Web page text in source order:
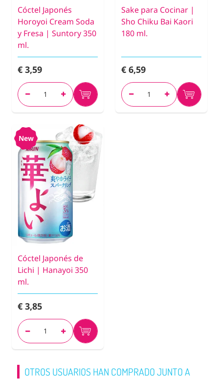
Cóctel Japonés
Horoyoi Cream Soda
y Fresa | Suntory 350
ml.
€ 3,59
Sake para Cocinar |
Sho Chiku Bai Kaori
180 ml.
€ 6,59
New
Cóctel Japonés de
Lichi | Hanayoi 350
ml.
€ 3,85
OTROS USUARIOS HAN COMPRADO JUNTO A